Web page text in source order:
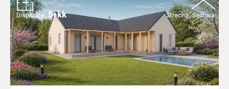
Střecha: Sedlová
Dispozice: 5+kk